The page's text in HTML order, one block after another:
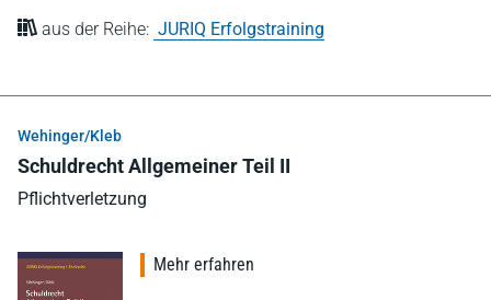
aus der Reihe: JURIQ Erfolgstraining
Wehinger/Kleb
Schuldrecht Allgemeiner Teil II
Pflichtverletzung
Mehr erfahren